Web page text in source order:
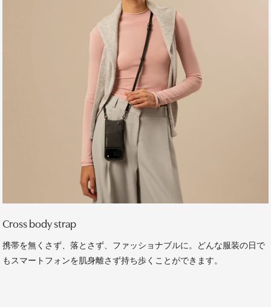
Cross body strap
携帯を無くさず、落とさず、ファッショナブルに。どんな服装の日で
もスマートフォンを肌身離さず持ち歩くことができます。